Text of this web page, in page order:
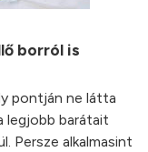
borról is
pontján ne látta
legjobb barátait
Persze alkalmasint